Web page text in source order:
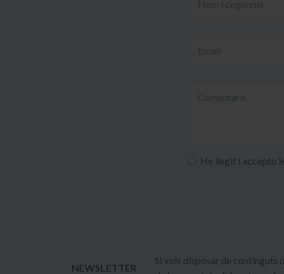
He llegit i accepto
NEWSLETTER
Si vols disposar de continguts